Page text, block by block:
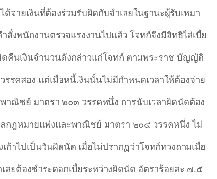
จ่ายเงินที่ต้องร่วมรับผิดกับจำเลยในฐานะผู้รับเหมา
สั่งพนักงานตรวจแรงงานไปแล้ว โจทก์จึงมีสิทธิไล่เบี้ย
ดคืนเงินจำนวนดังกล่าวแก่โจทก์ ตามพระราช บัญญัติ
รคสอง แต่เมื่อหนี้เงินนั้นไม่มีกำหนดเวลาให้ต้องจ่าย
าณิชย์ มาตรา ๒๐๓ วรรคหนึ่ง การนับเวลาผิดนัดต้อง
กฎหมายแพ่งและพาณิชย์ มาตรา ๒๐๔ วรรคหนึ่ง ไม่
ก้าไปเป็นวันผิดนัด เมื่อไม่ปรากฏว่าโจทก์ทวงถามเมื่อ
ลยต้องชำระดอกเบี้ยระหว่างผิดนัด อัตราร้อยละ ๗.๕